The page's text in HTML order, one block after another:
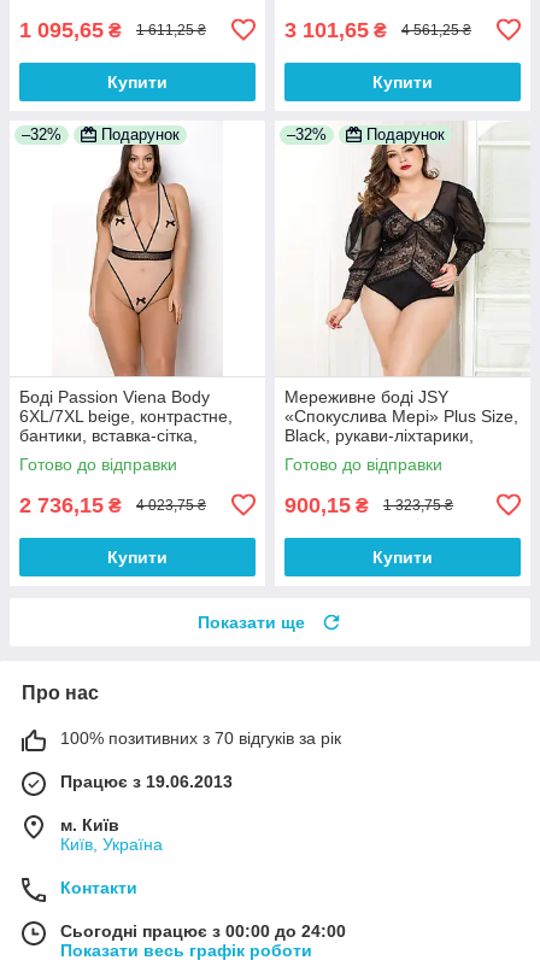
1 095,65 ₴ 1 611,25 ₴
Купити
3 101,65 ₴ 4 561,25 ₴
Купити
–32% Подарунок
Боді Passion Viena Body
6XL/7XL beige, контрастне,
бантики, вставка-сітка,
відкриті сідниці
Готово до відправки
2 736,15 ₴ 4 023,75 ₴
Купити
–32% Подарунок
Мереживне боді JSY
«Спокуслива Мері» Plus Size,
Black, рукави-ліхтарики,
дрібна сітка
Готово до відправки
900,15 ₴ 1 323,75 ₴
Купити
Показати ще
Про нас
100% позитивних з 70 відгуків за рік
Працює з 19.06.2013
м. Київ
Київ, Україна
Контакти
Сьогодні працює з 00:00 до 24:00
Показати весь графік роботи